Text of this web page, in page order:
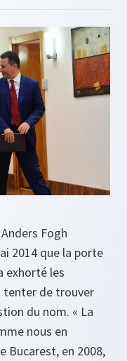
Fogh
2014 que la porte
exhorté les
tenter de trouver
du nom. « La
nous en
Bucarest, en 2008,